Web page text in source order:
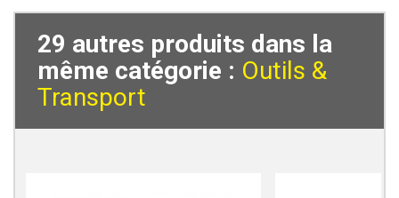
29 autres produits dans la
même catégorie : Outils &
Transport